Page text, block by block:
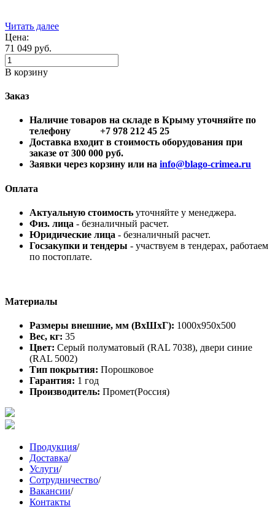
Читать далее
Цена:
71 049 руб.
В корзину
Заказ
Наличие товаров на складе в Крыму уточняйте по
телефону +7 978 212 45 25
Доставка входит в стоимость оборудования при
заказе от 300 000 руб.
Заявки через корзину или на info@blago-crimea.ru
Оплата
Актуальную стоимость уточняйте у менеджера.
Физ. лица - безналичный расчет.
Юридические лица - безналичный расчет.
Госзакупки и тендеры - участвуем в тендерах, работаем
по постоплате.
Материалы
Размеры внешние, мм (ВхШхГ): 1000x950x500
Вес, кг: 35
Цвет: Cерый полуматовый (RAL 7038), двери синие
(RAL 5002)
Тип покрытия: Порошковое
Гарантия: 1 год
Производитель: Промет(Россия)
Продукция/
Доставка/
Услуги/
Сотрудничество/
Вакансии/
Контакты